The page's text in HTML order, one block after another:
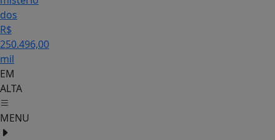
dos
R$
250.496,00
mil
EM
ALTA
MENU